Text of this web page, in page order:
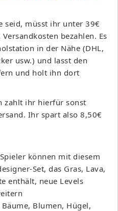
seid, müsst ihr unter 39€
bezahlen. Es
in der Nähe (DHL,
usw.) und lasst den
und holt ihn dort
zahlt ihr hierfür sonst
Ihr spart also 8,50€
können mit diesem
Set, das Gras, Lava,
enthält, neue Levels
Blumen, Hügel,